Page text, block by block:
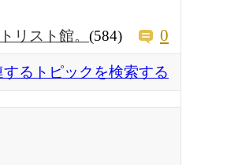
リスト館。 (584) 0
するトピックを検索する